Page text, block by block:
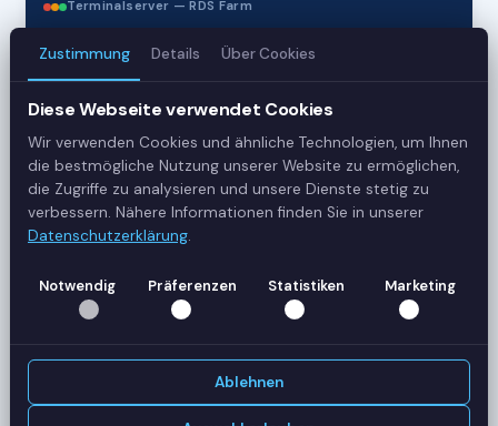
Terminalserver — RDS Farm
Server
42
Status
CPU
62%
Zustimmung Details Über Cookies
Diese Webseite verwendet Cookies
Wir verwenden Cookies und ähnliche Technologien, um Ihnen
die bestmögliche Nutzung unserer Website zu ermöglichen,
die Zugriffe zu analysieren und unsere Dienste stetig zu
verbessern. Nähere Informationen finden Sie in unserer
Datenschutzerklärung.
Notwendig Präferenzen Statistiken Marketing
Ablehnen